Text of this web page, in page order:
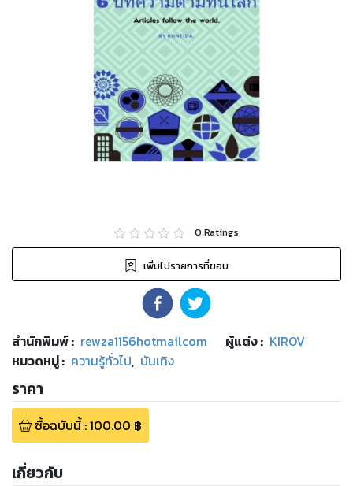
0 Ratings
เพิ่มไปรายการที่ชอบ
สำนักพิมพ์: rewza1156hotmailcom ผู้แต่ง : KIROV
หมวดหมู่: ความรู้ทั่วไป, บันเทิง
ราคา
ซื้อฉบับนี้:100.00 ฿
เกี่ยวกับ